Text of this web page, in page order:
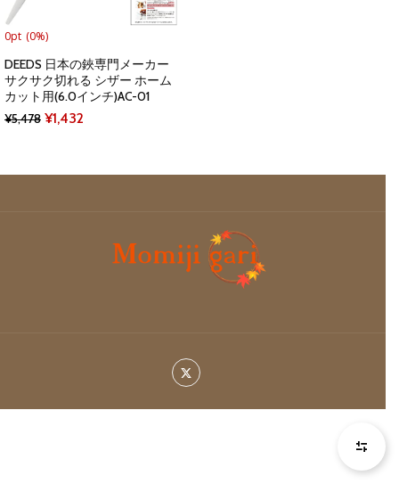
0pt (0%)
DEEDS 日本の鋏専門メーカー
サクサク切れる シザー ホーム
カット用(6.0インチ)AC-01
¥5,478 Original
¥1,432